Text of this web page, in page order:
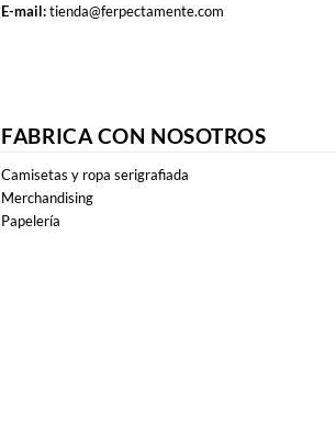
E-mail:tienda@ferpectamente.com
FABRICA CON NOSOTROS
Camisetas y ropa serigrafiada
Merchandising
Papelería